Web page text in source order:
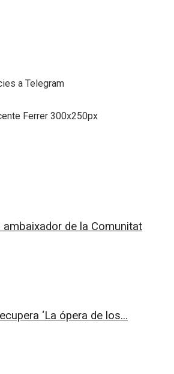
ambaixador de la Comunitat
‘La ópera de los...